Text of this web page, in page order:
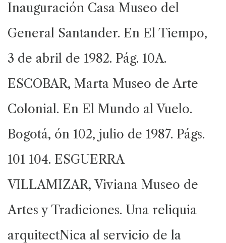
Inauguración Casa Museo del
General Santander. En El Tiempo,
3 de abril de 1982. Pág. 10A.
ESCOBAR, Marta Museo de Arte
Colonial. En El Mundo al Vuelo.
Bogotá, ón 102, julio de 1987. Págs.
101 104. ESGUERRA
VILLAMIZAR, Viviana Museo de
Artes y Tradiciones. Una reliquia
arquitectNica al servicio de la